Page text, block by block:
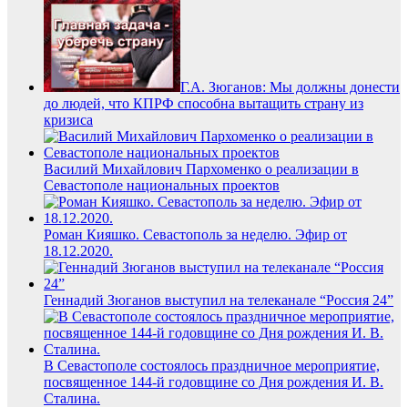
Г.А. Зюганов: Мы должны донести
до людей, что КПРФ способна вытащить страну из
кризиса
Василий Михайлович Пархоменко о реализации в
Севастополе национальных проектов
Роман Кияшко. Севастополь за неделю. Эфир от
18.12.2020.
Геннадий Зюганов выступил на телеканале “Россия 24”
В Севастополе состоялось праздничное мероприятие,
посвященное 144-й годовщине со Дня рождения И. В.
Сталина.